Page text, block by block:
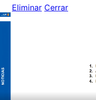
Eliminar Cerrar